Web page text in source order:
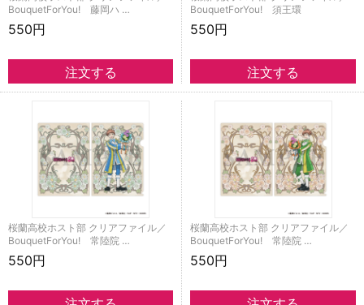
BouquetForYou! 藤岡ハ …
550円
BouquetForYou! 須王環
550円
桜蘭高校ホスト部 クリアファイル／
BouquetForYou! 常陸院 …
550円
桜蘭高校ホスト部 クリアファイル／
BouquetForYou! 常陸院 …
550円